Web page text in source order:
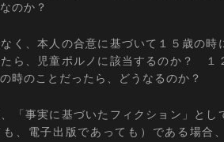
のか？
く、本人の合意に基づいて１５歳の時
ら、児童ポルノに該当するのか？ １
時のことだったら、どうなるのか？
「事実に基づいたフィクション」とし
、電子出版であっても）である場合